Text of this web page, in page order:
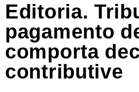
Editoria.
pagamento
comporta
contributive